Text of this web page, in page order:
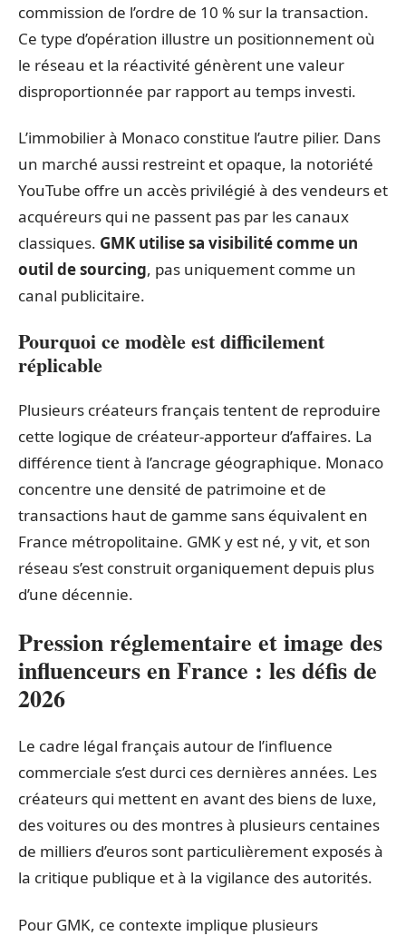
commission de l’ordre de 10 % sur la transaction.
Ce type d’opération illustre un positionnement où
le réseau et la réactivité génèrent une valeur
disproportionnée par rapport au temps investi.
L’immobilier à Monaco constitue l’autre pilier. Dans
un marché aussi restreint et opaque, la notoriété
YouTube offre un accès privilégié à des vendeurs et
acquéreurs qui ne passent pas par les canaux
classiques. GMK utilise sa visibilité comme un
outil de sourcing, pas uniquement comme un
canal publicitaire.
Pourquoi ce modèle est difficilement
réplicable
Plusieurs créateurs français tentent de reproduire
cette logique de créateur-apporteur d’affaires. La
différence tient à l’ancrage géographique. Monaco
concentre une densité de patrimoine et de
transactions haut de gamme sans équivalent en
France métropolitaine. GMK y est né, y vit, et son
réseau s’est construit organiquement depuis plus
d’une décennie.
Pression réglementaire et image des
influenceurs en France : les défis de
2026
Le cadre légal français autour de l’influence
commerciale s’est durci ces dernières années. Les
créateurs qui mettent en avant des biens de luxe,
des voitures ou des montres à plusieurs centaines
de milliers d’euros sont particulièrement exposés à
la critique publique et à la vigilance des autorités.
Pour GMK, ce contexte implique plusieurs